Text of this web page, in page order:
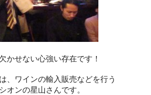
かせない心強い存在です！
、ワインの輸入販売などを行う
オンの星山さんです。